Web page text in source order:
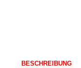
BESCHREIBUNG